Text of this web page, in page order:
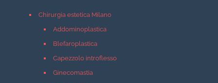
Chirurgia estetica Milano
Addominoplastica
Blefaroplastica
Capezzolo introflesso
Ginecomastia